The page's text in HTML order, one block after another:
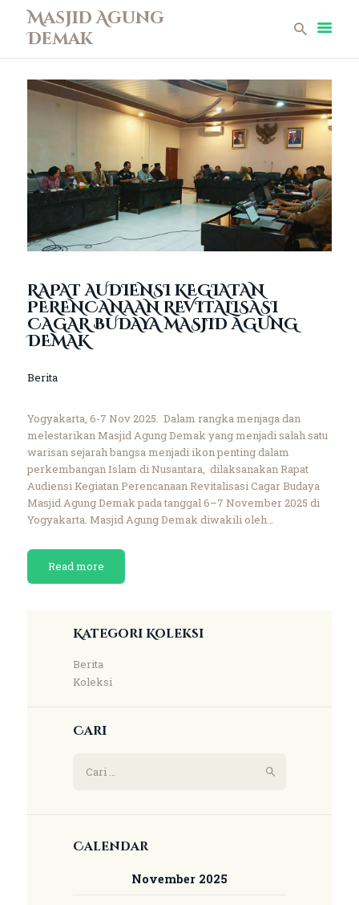
Masjid Agung
Demak
Masjid Agung Demak
Beranda
Remaja Masjid
Koleksi Museum
Perpustakaan
Infaq
Kontak
RAPAT AUDIENSI KEGIATAN
PERENCANAAN REVITALISASI
CAGAR BUDAYA MASJID AGUNG
DEMAK
Berita
Yogyakarta, 6-7 Nov 2025. Dalam rangka menjaga dan
melestarikan Masjid Agung Demak yang menjadi salah satu
warisan sejarah bangsa menjadi ikon penting dalam
perkembangan Islam di Nusantara, dilaksanakan Rapat
Audiensi Kegiatan Perencanaan Revitalisasi Cagar Budaya
Masjid Agung Demak pada tanggal 6–7 November 2025 di
Yogyakarta. Masjid Agung Demak diwakili oleh…
Read more
Kategori Koleksi
Berita
Koleksi
Cari
Calendar
November 2025